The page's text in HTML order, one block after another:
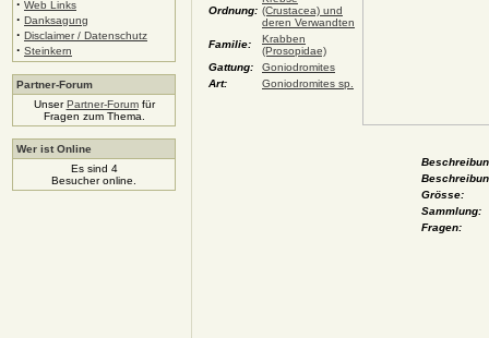
· Web Links
· Danksagung
· Disclaimer / Datenschutz
· Steinkern
Partner-Forum
UnserPartner-Forumfür
Fragen zum Thema.
Wer ist Online
Es sind 4
Besucher online.
Ordnung: (Crustacea) und
deren Verwandten
Familie:
Krabben
(Prosopidae)
Gattung:
Goniodromites
Art:
Goniodromites sp.
Grösse:
Sammlung:
Fragen: